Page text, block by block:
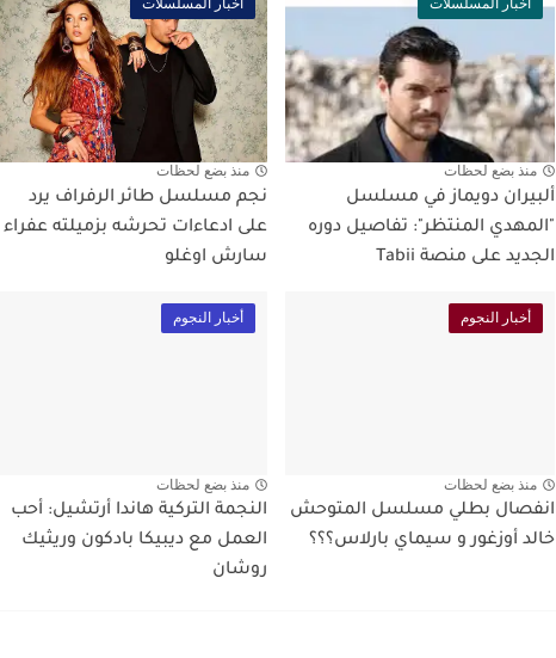
أخبار المسلسلات
منذ بضع لحظات
ألبيران دويماز في مسلسل
"المهدي المنتظر": تفاصيل دوره
الجديد على منصة Tabii
أخبار المسلسلات
منذ بضع لحظات
نجم مسلسل طائر الرفراف يرد
على ادعاءات تحرشه بزميلته عفراء
سارش اوغلو
أخبار النجوم
منذ بضع لحظات
انفصال بطلي مسلسل المتوحش
خالد أوزغور و سيماي بارلاس؟؟؟
أخبار النجوم
منذ بضع لحظات
النجمة التركية هاندا أرتشيل: أحب
العمل مع ديبيكا بادكون وريثيك
روشان